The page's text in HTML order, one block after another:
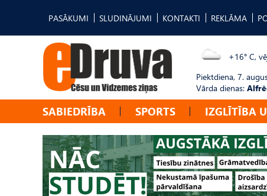
PASĀKUMI SLUDINĀJUMI KONTAKTI REKLĀMA
+16° C,
Piektdiena, 7.
Vārda dienas:
SABIEDRĪBA SPORTS IZGLĪTĪBA